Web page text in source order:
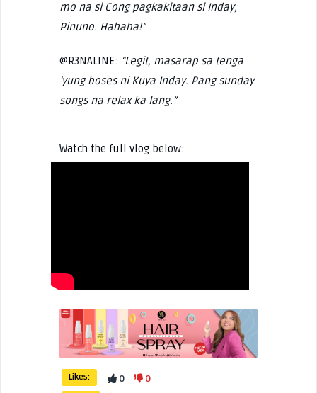
mo na si Cong pagkakitaan si Inday,
Pinuno. Hahaha!”
@R3NALINE: “Legit, masarap sa tenga
‘yung boses ni Kuya Inday. Pang sunday
songs na relax ka lang.”
Watch the full vlog below:
Likes: 0 0